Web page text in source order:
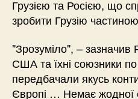
Грузією та Росією, що
зробити Грузію
"Зрозуміло", –
США та їхні союзники
передбачали якусь
Європі … Немає жодної